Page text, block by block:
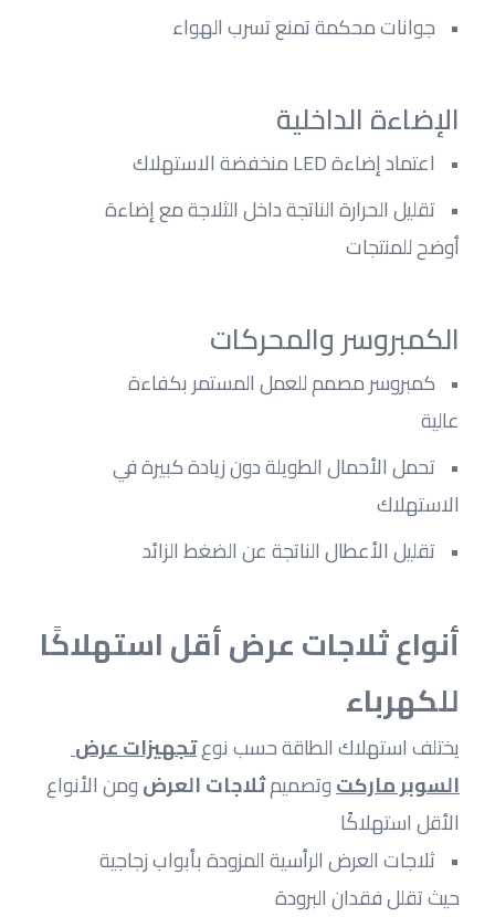
جوانات محكمة تمنع تسرب الهواء
الإضاءة الداخلية
اعتماد إضاءة LED منخفضة الاستهلاك
تقليل الحرارة الناتجة داخل الثلاجة مع إضاءة
أوضح للمنتجات
الكمبروسر والمحركات
كمبروسر مصمم للعمل المستمر بكفاءة
عالية
تحمل الأحمال الطويلة دون زيادة كبيرة في
الاستهلاك
تقليل الأعطال الناتجة عن الضغط الزائد
للكهرباء
يختلف استهلاك الطاقة حسب نوع
تجهيزات عرض
السوبر ماركت وتصميم ثلاجات العرض
الأقل استهلاكًا
ثلاجات العرض الرأسية المزودة بأبواب زجاجية
حيث تقلل فقدان البرودة